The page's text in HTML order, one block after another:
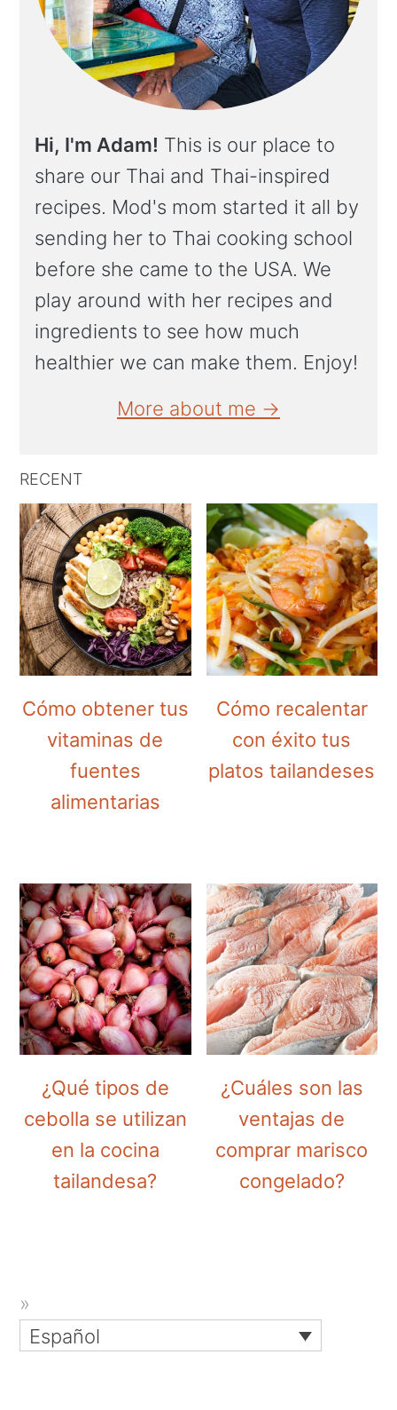
Hi, I'm Adam! This is our place to
share our Thai and Thai-inspired
recipes. Mod's mom started it all by
sending her to Thai cooking school
before she came to the USA. We
play around with her recipes and
ingredients to see how much
healthier we can make them. Enjoy!
More about me →
RECENT
Cómo obtener tus
vitaminas de
fuentes
alimentarias
Cómo recalentar
con éxito tus
platos tailandeses
¿Qué tipos de
cebolla se utilizan
en la cocina
tailandesa?
¿Cuáles son las
ventajas de
comprar marisco
congelado?
Español